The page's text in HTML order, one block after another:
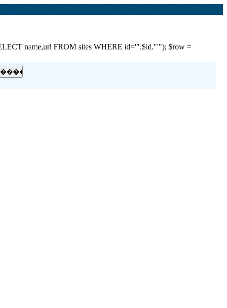
FROM sites WHERE id='".$id."'"); $row =